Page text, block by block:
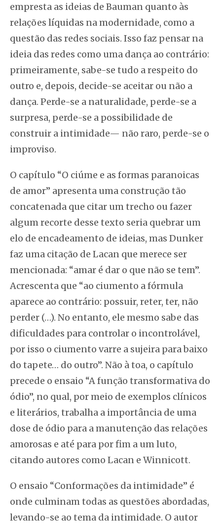
empresta as ideias de Bauman quanto às
relações líquidas na modernidade, como a
questão das redes sociais. Isso faz pensar na
ideia das redes como uma dança ao contrário:
primeiramente, sabe-se tudo a respeito do
outro e, depois, decide-se aceitar ou não a
dança. Perde-se a naturalidade, perde-se a
surpresa, perde-se a possibilidade de
construir a intimidade— não raro, perde-se o
improviso.
O capítulo “O ciúme e as formas paranoicas
de amor” apresenta uma construção tão
concatenada que citar um trecho ou fazer
algum recorte desse texto seria quebrar um
elo de encadeamento de ideias, mas Dunker
faz uma citação de Lacan que merece ser
mencionada: “amar é dar o que não se tem”.
Acrescenta que “ao ciumento a fórmula
aparece ao contrário: possuir, reter, ter, não
perder (…). No entanto, ele mesmo sabe das
dificuldades para controlar o incontrolável,
por isso o ciumento varre a sujeira para baixo
do tapete… do outro”. Não à toa, o capítulo
precede o ensaio “A função transformativa do
ódio”, no qual, por meio de exemplos clínicos
e literários, trabalha a importância de uma
dose de ódio para a manutenção das relações
amorosas e até para por fim a um luto,
citando autores como Lacan e Winnicott.
O ensaio “Conformações da intimidade” é
onde culminam todas as questões abordadas,
levando-se ao tema da intimidade. O autor